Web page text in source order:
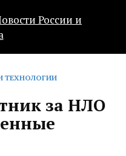
ТЕХНОЛОГИИ
за НЛО